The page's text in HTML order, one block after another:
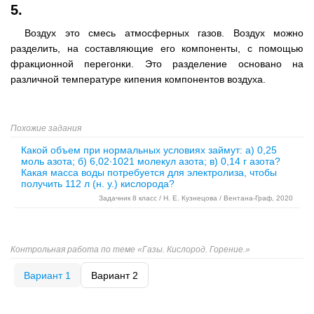
5.
Воздух это смесь атмосферных газов. Воздух можно
разделить, на составляющие его компоненты, с помощью
фракционной перегонки. Это разделение основано на
различной температуре кипения компонентов воздуха.
Похожие задания
Какой объем при нормальных условиях займут: а) 0,25
моль азота; б) 6,02∙1021 молекул азота; в) 0,14 г азота?
Какая масса воды потребуется для электролиза, чтобы
получить 112 л (н. у.) кислорода?
Задачник 8 класс / Н. Е. Кузнецова / Вентана-Граф, 2020
Контрольная работа по теме «Газы. Кислород. Горение.»
Вариант 1 Вариант 2